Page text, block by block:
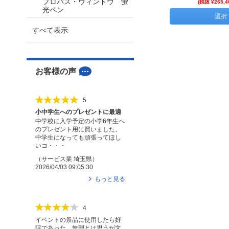
(税抜
選択
光ペン
すべて表示
お客様の声
5
小中学生へのプレゼントに最適
中学校に入学予定の小学6年生へ
のプレゼント用に買いました。
中学生になっても頑張ってほし
いコ・・・
（サービス業 埼玉県 ）
2026/04/03 09:05:30
もっと見る
4
イベントの景品に使用したら好